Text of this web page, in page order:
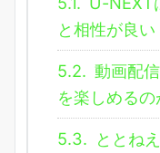
と相性が良い
5.2. 動画配
を楽しめるの
5.3. ととね